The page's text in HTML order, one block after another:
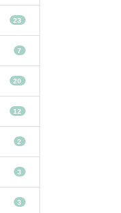
23
7
20
12
2
3
3